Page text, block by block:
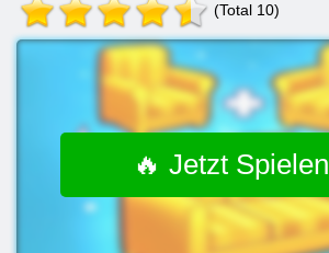
(Total 10)
🔥 Jetzt Spielen